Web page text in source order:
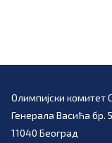
Олимпијски комитет
Генерала Васића бр. 5
11040 Београд